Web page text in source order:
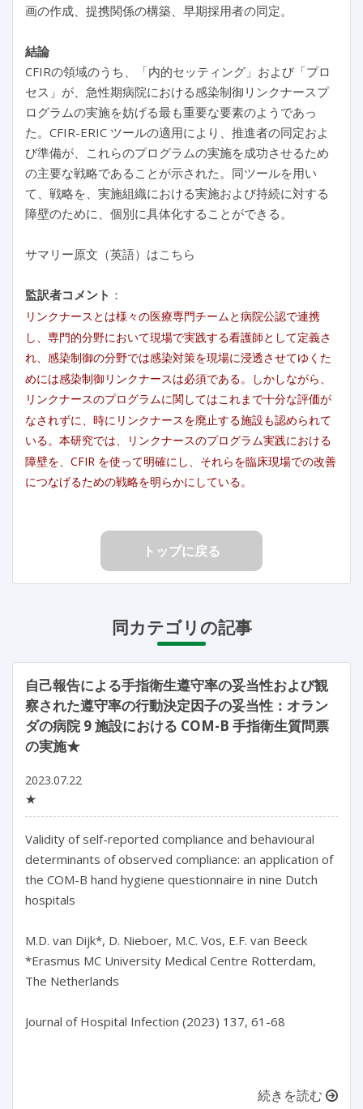
画の作成、提携関係の構築、早期採用者の同定。
結論
CFIRの領域のうち、「内的セッティング」および「プロ
セス」が、急性期病院における感染制御リンクナースプ
ログラムの実施を妨げる最も重要な要素のようであっ
た。CFIR-ERIC ツールの適用により、推進者の同定およ
び準備が、これらのプログラムの実施を成功させるため
の主要な戦略であることが示された。同ツールを用い
て、戦略を、実施組織における実施および持続に対する
障壁のために、個別に具体化することができる。
サマリー原文（英語）はこちら
監訳者コメント ：
リンクナースとは様々の医療専門チームと病院公認で連携
し、専門的分野において現場で実践する看護師として定義さ
れ、感染制御の分野では感染対策を現場に浸透させてゆくた
めには感染制御リンクナースは必須である。しかしながら、
リンクナースのプログラムに関してはこれまで十分な評価が
なされずに、時にリンクナースを廃止する施設も認められて
いる。本研究では、リンクナースのプログラム実践における
障壁を、CFIR を使って明確にし、それらを臨床現場での改善
につなげるための戦略を明らかにしている。
トップに戻る
同カテゴリの記事
自己報告による手指衛生遵守率の妥当性および観
察された遵守率の行動決定因子の妥当性：オラン
ダの病院 9 施設における COM-B 手指衛生質問票
の実施★
2023.07.22
★
Validity of self-reported compliance and behavioural
determinants of observed compliance: an application of
the COM-B hand hygiene questionnaire in nine Dutch
hospitals
M.D. van Dijk*, D. Nieboer, M.C. Vos, E.F. van Beeck
*Erasmus MC University Medical Centre Rotterdam,
The Netherlands
Journal of Hospital Infection (2023) 137, 61-68
続きを読む